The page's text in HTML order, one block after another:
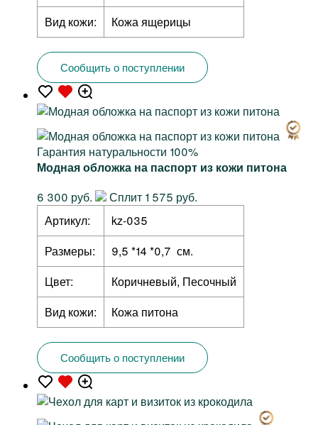
Вид кожи:
Кожа ящерицы
Сообщить о поступлении
Гарантия натуральности 100%
Модная обложка на паспорт из кожи питона
6 300 руб.
Сплит 1 575 руб.
Артикул:
kz-035
Размеры:
9,5 *14 *0,7 см.
Цвет:
Коричневый, Песочный
Вид кожи:
Кожа питона
Сообщить о поступлении